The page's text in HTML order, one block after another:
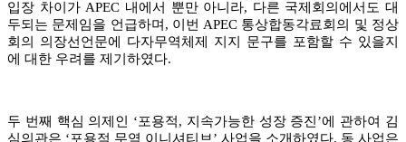
입장 차이가 APEC 내에서 뿐만 아니라, 다른 국제회의에서도 대
두되는 문제임을 언급하며, 이번 APEC 통상합동각료회의 및 정상
회의 의장선언문에 다자무역체제 지지 문구를 포함할 수 있을지
에 대한 우려를 제기하였다.
두 번째 핵심 의제인 ‘포용적, 지속가능한 성장 증진’에 관하여 김
심의관은 ‘포용적 무역 이니셔티브’ 사업을 소개하였다. 동 사업은